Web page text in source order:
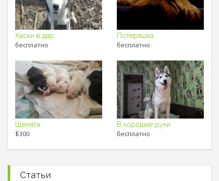
Хаски в дар
бесплатно
Потеряшка
бесплатно
Щенята
$300
В хорошие руки
бесплатно
Статьи